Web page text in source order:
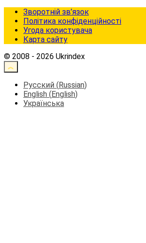
Зворотній зв’язок
Політика конфіденційності
Угода користувача
Карта сайту
© 2008 - 2026 Ukrindex
Русский (Russian)
English (English)
Українська